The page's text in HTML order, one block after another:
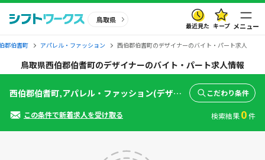
鳥取県
最近見た キープ メニュー
郡伯耆町 アパレル・ファッション 西伯郡伯耆町のデザイナーのバイト・パート求人
鳥取県西伯郡伯耆町のデザイナーのバイト・パート求人情報
西伯郡伯耆町,アパレル・ファッション(デザイナー) こだわり条件
この条件で新着求人を受け取る 検索結果0件